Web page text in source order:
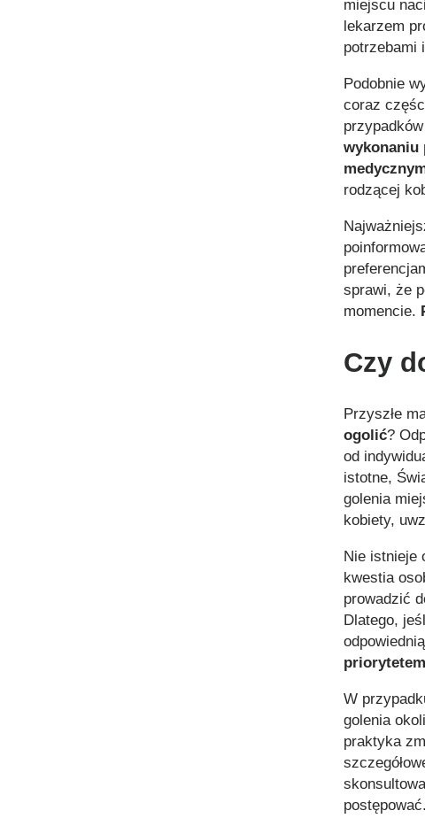
miejscu
lekarzem
potrzebami
Podobnie
coraz
wykonaniu
rodzącej
sprawi, że
momencie.
Czy
Przyszłe
ogolić?
od
istotne,
golenia
kobiety,
Nie istnieje
kwestia
prowadzić
Dlatego,
W
golenia
praktyka
postępować.